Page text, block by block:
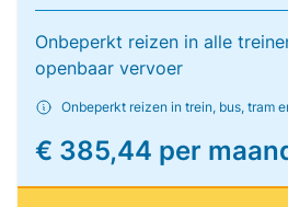
Onbeperkt reizen in alle
openbaar vervoer
Onbeperkt reizen in trein, bus, tram
€ 385,44 per